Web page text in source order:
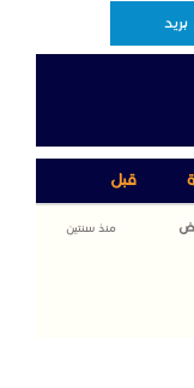
قبل
منذ سنتين